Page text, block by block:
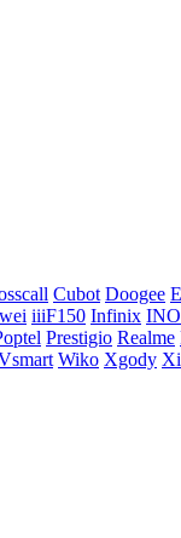
Cubot Doogee
iiiF150 Infinix
Prestigio Realme
Wiko Xgody